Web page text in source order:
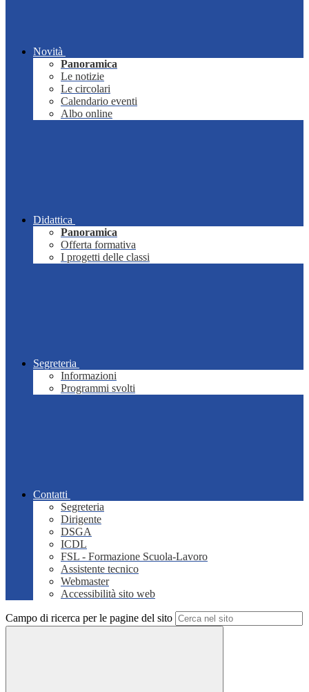
Novità
Panoramica
Le notizie
Le circolari
Calendario eventi
Albo online
Didattica
Panoramica
Offerta formativa
I progetti delle classi
Segreteria
Informazioni
Programmi svolti
Contatti
Segreteria
Dirigente
DSGA
ICDL
FSL - Formazione Scuola-Lavoro
Assistente tecnico
Webmaster
Accessibilità sito web
Campo di ricerca per le pagine del sito